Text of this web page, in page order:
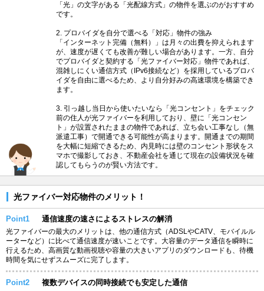
「光」の文字がある「光配線方式」の物件を選ぶのがおすすめ
です。
2. プロバイダを自分で選べる「対応」物件の強み
「インターネット完備（無料）」は月々の出費を抑えられます
が、速度が遅くても改善が難しい場合があります。一方、自分
でプロバイダと契約する「光ファイバー対応」物件であれば、
混雑しにくい通信方式（IPv6接続など）を採用しているプロバ
イダを自由に選べるため、より自分好みの高速環境を構築でき
ます。
3. 引っ越し当日から使いたいなら「光コンセント」をチェック
前の住人が光ファイバーを利用しており、壁に「光コンセン
ト」が設置されたままの物件であれば、立ち会い工事なし（無
派遣工事）で開通できる可能性が高まります。開通までの期間
を大幅に短縮できるため、内見時には壁のコンセント形状をス
マホで撮影しておき、不動産会社を通じて現在の設備状況を確
認してもらうのが賢い方法です。
光ファイバー対応物件のメリット！
Point1 通信速度の速さによるストレスの解消
光ファイバーの最大のメリットは、他の通信方式（ADSLやCATV、モバイルル
ーターなど）に比べて通信速度が速いことです。大容量のデータ通信を瞬時に
行えるため、高画質な動画視聴や容量の大きいアプリのダウンロードも、待機
時間を気にせずスムーズに完了します。
Point2 複数デバイスの同時接続でも安定した通信